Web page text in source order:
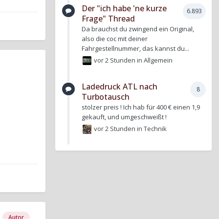
Autor
6.893
Der "ich habe 'ne kurze
Frage" Thread
Da brauchst du zwingend ein Original,
also die coc mit deiner
Fahrgestellnummer, das kannst du...
vor 2 Stunden inAllgemein
8
Ladedruck ATL nach
Turbotausch
stolzer preis ! Ich hab für 400 € einen 1,9
gekauft, und umgeschweißt !
vor 2 Stunden inTechnik